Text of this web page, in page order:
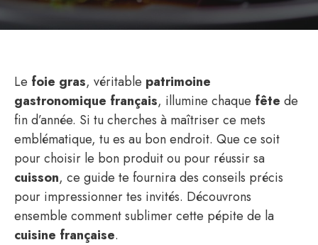
Le foie gras, véritable patrimoine
gastronomique français, illumine chaque fête de
fin d’année. Si tu cherches à maîtriser ce mets
emblématique, tu es au bon endroit. Que ce soit
pour choisir le bon produit ou pour réussir sa
cuisson, ce guide te fournira des conseils précis
pour impressionner tes invités. Découvrons
ensemble comment sublimer cette pépite de la
cuisine française.